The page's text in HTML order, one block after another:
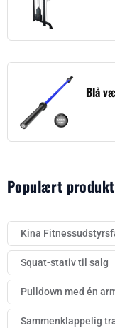
Blå
Populært produkt
Kina
Squat-stativ til salg
Pulldown med én
Sammenklappelig